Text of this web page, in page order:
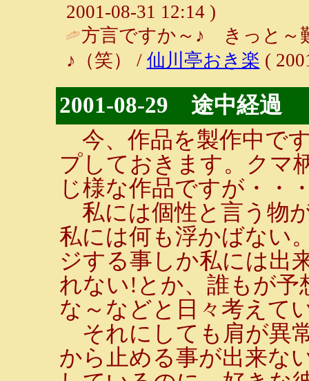
2001-08-31 12:14 )
方言ですか～♪ きっと～
♪（笑） / 仙川亭おき楽 (
2001-08-29 途中経過
今、作品を製作中で
プしておきます。クマ
じ様な作品ですが・・
私には個性と言う物
私には何も浮かばない
ジする事しか私には出
れない!とか、誰もが予
な～などと日々考えて
それにしても肩が異
から止める事が出来な